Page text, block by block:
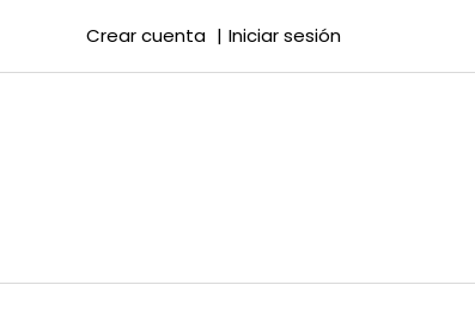
Crear cuenta Iniciar sesión